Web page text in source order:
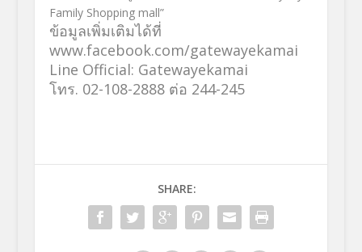
Family Shopping mall”
ข้อมูลเพิ่มเติมได้ที่
www.facebook.com/gatewayekamai
Line Official: Gatewayekamai
โทร. 02-108-2888 ต่อ 244-245
SHARE: